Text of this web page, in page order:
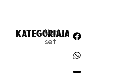
KATEGORIA:
Uuti
set
JAA: